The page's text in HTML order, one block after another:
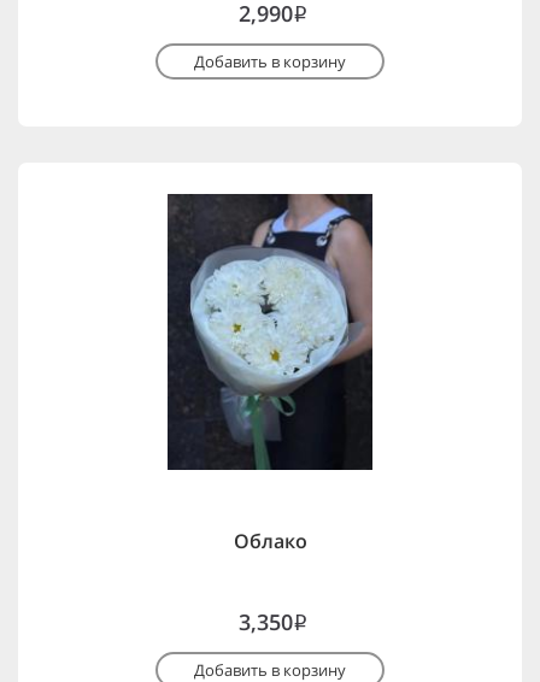
2,990i
Добавить в корзину
Облако
3,350i
Добавить в корзину